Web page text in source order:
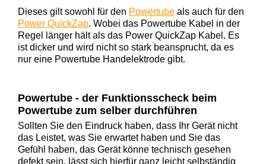
Dieses gilt sowohl für den Powertube als auch für den
Power QuickZap. Wobei das Powertube Kabel in der
Regel länger hält als das Power QuickZap Kabel. Es
ist dicker und wird nicht so stark beansprucht, da es
nur eine Powertube Handelektrode gibt.
Powertube - der Funktionsscheck beim
Powertube zum selber durchführen
Sollten Sie den Eindruck haben, dass Ihr Gerät nicht
das Leistet, was Sie erwartet haben und Sie das
Gefühl haben, das Gerät könne technisch gesehen
defekt sein, lässt sich hierfür ganz leicht selbständig